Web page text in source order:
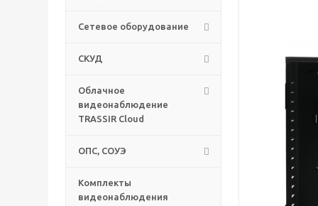
Сетевое оборудование
СКУД
Облачное
видеонаблюдение
TRASSIR Cloud
ОПС, СОУЭ
Комплекты
видеонаблюдения